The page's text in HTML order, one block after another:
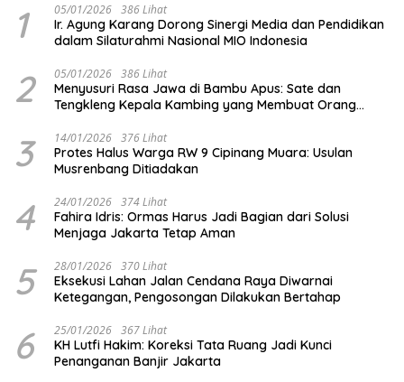
1 05/01/2026 386 Lihat
Ir. Agung Karang Dorong Sinergi Media dan Pendidikan
dalam Silaturahmi Nasional MIO Indonesia
2 05/01/2026 386 Lihat
Menyusuri Rasa Jawa di Bambu Apus: Sate dan
Tengkleng Kepala Kambing yang Membuat Orang
3 14/01/2026 376 Lihat
Protes Halus Warga RW 9 Cipinang Muara: Usulan
Musrenbang Ditiadakan
4 24/01/2026 374 Lihat
Fahira Idris: Ormas Harus Jadi Bagian dari Solusi
Menjaga Jakarta Tetap Aman
5 28/01/2026 370 Lihat
Eksekusi Lahan Jalan Cendana Raya Diwarnai
Ketegangan, Pengosongan Dilakukan Bertahap
6 25/01/2026 367 Lihat
KH Lutfi Hakim: Koreksi Tata Ruang Jadi Kunci
Penanganan Banjir Jakarta